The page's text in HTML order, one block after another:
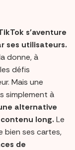
s'aventure
ses utilisateurs.
donne, à
défis
Mais une
simplement à
alternative
long. Le
bien ses cartes,
de